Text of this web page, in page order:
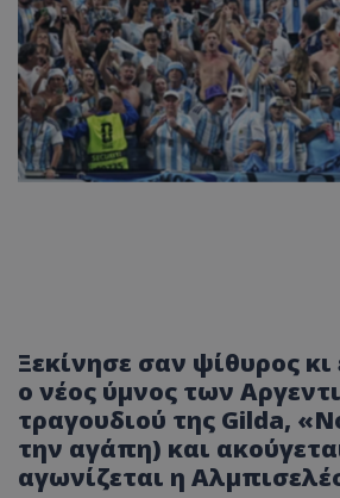
Ξεκίνησε σαν ψίθυρος
ο νέος ύμνος των
τραγουδιού της Gilda,
την αγάπη) και
αγωνίζεται η